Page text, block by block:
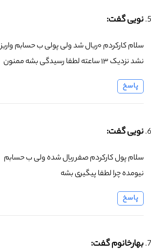
نویی گفت:
سلام کارکردم ۰ریال شد ولی پولی ب حسابم واریز
نشد نزدیک ۱۳ ساعته لطفا رسیدگی بشه ممنون
پاسخ
نویی گفت:
سلام پول کارکردم صفر ریال شده ولی ب حسابم
نیومده چرا لطفا پیگیری بشه
پاسخ
بهارخانوم گفت: